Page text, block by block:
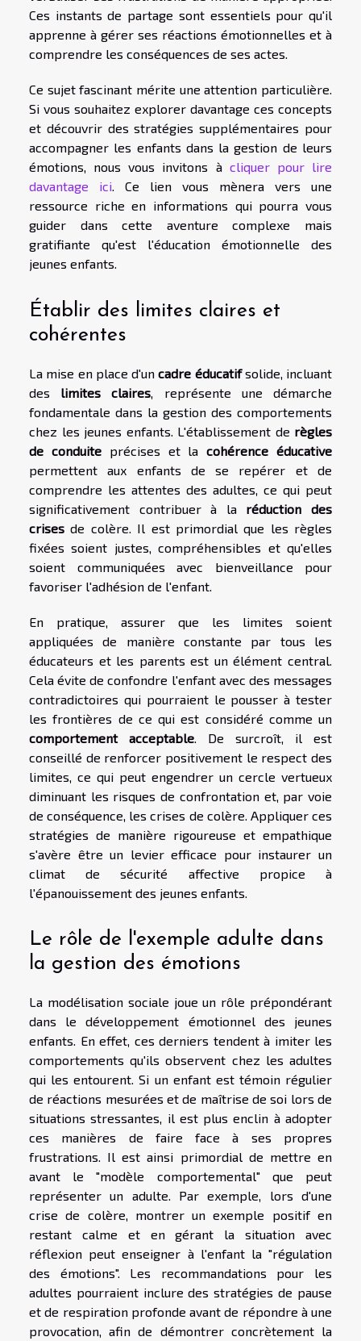
Ces instants de partage sont essentiels pour qu'il
apprenne à gérer ses réactions émotionnelles et à
comprendre les conséquences de ses actes.
Ce sujet fascinant mérite une attention particulière.
Si vous souhaitez explorer davantage ces concepts
et découvrir des stratégies supplémentaires pour
accompagner les enfants dans la gestion de leurs
émotions, nous vous invitons à cliquer pour lire
davantage ici. Ce lien vous mènera vers une
ressource riche en informations qui pourra vous
guider dans cette aventure complexe mais
gratifiante qu'est l'éducation émotionnelle des
jeunes enfants.
Établir des limites claires et
cohérentes
La mise en place d'uncadre éducatifsolide, incluant
des limites claires , représente une démarche
fondamentale dans la gestion des comportements
chez les jeunes enfants. L'établissement de règles
de conduiteprécises et lacohérence éducative
permettent aux enfants de se repérer et de
comprendre les attentes des adultes, ce qui peut
significativement contribuer à la réduction des
crises de colère. Il est primordial que les règles
fixées soient justes, compréhensibles et qu'elles
soient communiquées avec bienveillance pour
favoriser l'adhésion de l'enfant.
En pratique, assurer que les limites soient
appliquées de manière constante par tous les
éducateurs et les parents est un élément central.
Cela évite de confondre l'enfant avec des messages
contradictoires qui pourraient le pousser à tester
les frontières de ce qui est considéré comme un
comportement acceptable . De surcroît, il est
conseillé de renforcer positivement le respect des
limites, ce qui peut engendrer un cercle vertueux
diminuant les risques de confrontation et, par voie
de conséquence, les crises de colère. Appliquer ces
stratégies de manière rigoureuse et empathique
s'avère être un levier efficace pour instaurer un
climat de sécurité affective propice à
l'épanouissement des jeunes enfants.
Le rôle de l'exemple adulte dans
la gestion des émotions
La modélisation sociale joue un rôle prépondérant
dans le développement émotionnel des jeunes
enfants. En effet, ces derniers tendent à imiter les
comportements qu'ils observent chez les adultes
qui les entourent. Si un enfant est témoin régulier
de réactions mesurées et de maîtrise de soi lors de
situations stressantes, il est plus enclin à adopter
ces manières de faire face à ses propres
frustrations. Il est ainsi primordial de mettre en
avant le "modèle comportemental" que peut
représenter un adulte. Par exemple, lors d'une
crise de colère, montrer un exemple positif en
restant calme et en gérant la situation avec
réflexion peut enseigner à l'enfant la "régulation
des émotions". Les recommandations pour les
adultes pourraient inclure des stratégies de pause
et de respiration profonde avant de répondre à une
provocation, afin de démontrer concrètement la